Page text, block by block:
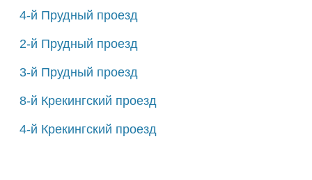
4-й Прудный проезд
2-й Прудный проезд
3-й Прудный проезд
8-й Крекингский проезд
4-й Крекингский проезд